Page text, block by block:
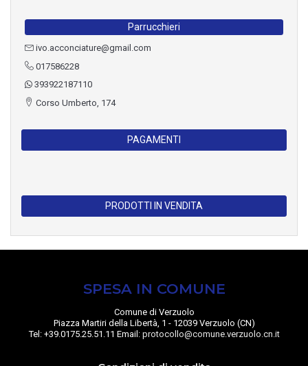
Parrucchieri
ivo.acconciature@gmail.com
017586228
393922187110
Corso Umberto, 174
PAGAMENTI
PRODOTTI IN VENDITA
SPESA IN COMUNE
Comune di Verzuolo
Piazza Martiri della Libertà, 1 - 12039 Verzuolo (CN)
Tel: +39.0175.25.51.11 Email: protocollo@comune.verzuolo.cn.it